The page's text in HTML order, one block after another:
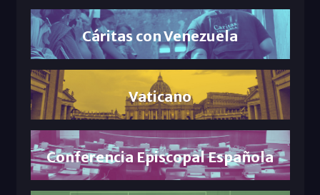
Cáritas con Venezuela
Vaticano
Conferencia Episcopal Española